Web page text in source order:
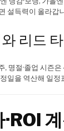
설득력이 올라갑
리드
, 명절·졸업 시즌
일을 역산해 일정